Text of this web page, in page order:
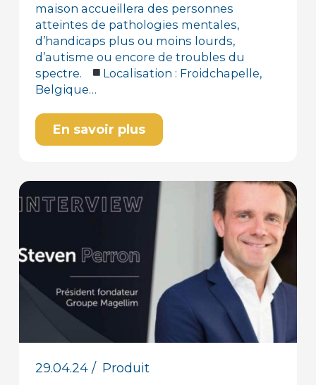
maison accueillera des personnes
atteintes de pathologies mentales,
d’handicaps plus ou moins lourds,
d’autisme ou encore de troubles du
spectre.
Localisation : Froidchapelle,
Belgique…
En savoir plus
29.04.24/ Produit